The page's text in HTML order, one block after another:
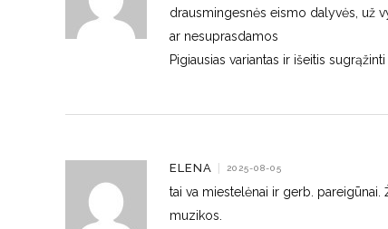
drausmingesnės eismo dalyvės, už
ar nesuprasdamos
Pigiausias variantas ir išeitis
ELENA 2025-08-05
tai va miestelėnai ir gerb. pareigūnai.
muzikos.